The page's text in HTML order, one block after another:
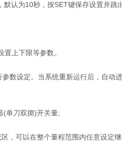
认为10秒，按SET键保存设置并跳出
上下限等参数。
数设定。当系统重新运行后，自动
(单刀双掷)开关量;
，可以在整个量程范围内任意设定